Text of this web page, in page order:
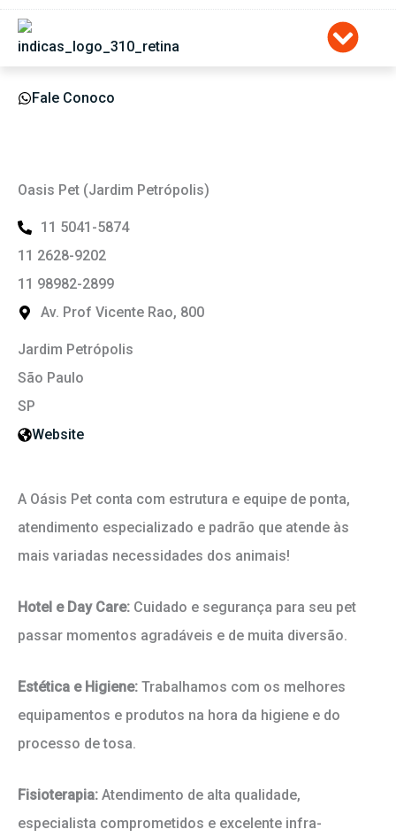
Ir
para
conteúdoFale Conoco
Oasis Pet (Jardim Petrópolis)
11 5041-5874
11 2628-9202
11 98982-2899
Av. Prof Vicente Rao, 800
Jardim Petrópolis
São Paulo
SP
Website
A Oásis Pet conta com estrutura e equipe de ponta,
atendimento especializado e padrão que atende às
mais variadas necessidades dos animais!
Hotel e Day Care: Cuidado e segurança para seu pet
passar momentos agradáveis e de muita diversão.
Estética e Higiene: Trabalhamos com os melhores
equipamentos e produtos na hora da higiene e do
processo de tosa.
Fisioterapia: Atendimento de alta qualidade,
especialista comprometidos e excelente infra-